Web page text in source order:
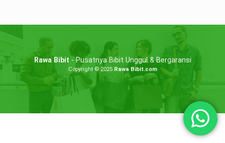
Rawa Bibit - Pusatnya Bibit Unggul & Bergaransi
Copyright © 2025 Rawa Bibit.com